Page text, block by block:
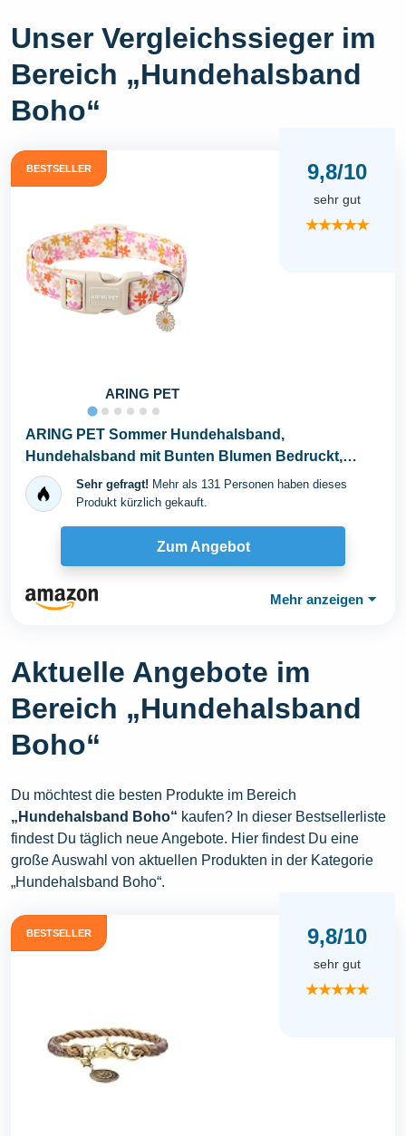
Unser Vergleichssieger im
Bereich „Hundehalsband
Boho“
BESTSELLER
ARING PET
9,8/10
sehr gut
★★★★★
ARING PET Sommer Hundehalsband,
Hundehalsband mit Bunten Blumen Bedruckt,
Baumwolle Blume Halsband...
Sehr gefragt! Mehr als 131 Personen haben dieses
Produkt kürzlich gekauft.
Zum Angebot
Mehr anzeigen ⏷
Aktuelle Angebote im
Bereich „Hundehalsband
Boho“
Du möchtest die besten Produkte im Bereich
„Hundehalsband Boho“ kaufen? In dieser Bestsellerliste
findest Du täglich neue Angebote. Hier findest Du eine
große Auswahl von aktuellen Produkten in der Kategorie
„Hundehalsband Boho“.
BESTSELLER 9,8/10
sehr gut
★★★★★